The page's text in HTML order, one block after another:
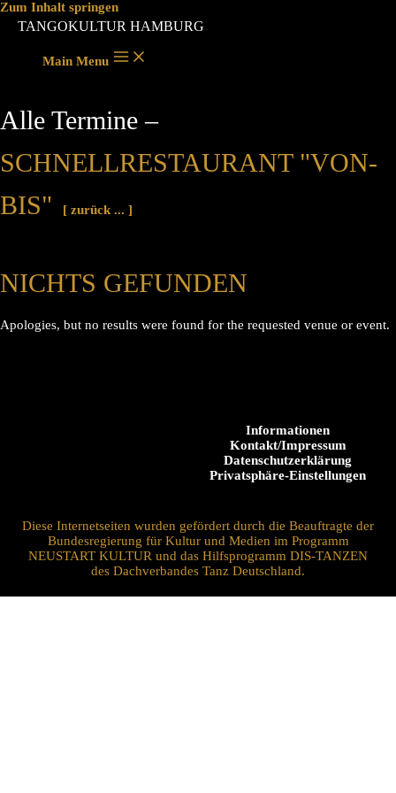
Zum Inhalt springen
TANGOKULTUR HAMBURG
Main Menu
Alle Termine –
SCHNELLRESTAURANT "VON-
BIS" [ zurück ... ]
NICHTS GEFUNDEN
Apologies, but no results were found for the requested venue or event.
Informationen
Kontakt/Impressum
Datenschutzerklärung
Privatsphäre-Einstellungen
Diese Internetseiten wurden gefördert durch die Beauftragte der
Bundesregierung für Kultur und Medien im Programm
NEUSTART KULTUR und das Hilfsprogramm DIS-TANZEN
des Dachverbandes Tanz Deutschland.